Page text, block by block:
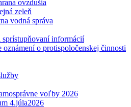
ovzdušia
zeleň
vodná správa
sprístupňovaní informácií
oznámení o protispoločenskej činnosti
voľby 2026
4.júla2026